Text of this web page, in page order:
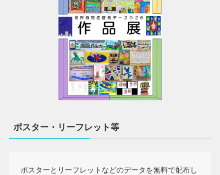
ポスター・リーフレット等
ポスターとリーフレットなどのデータを無料で配布し